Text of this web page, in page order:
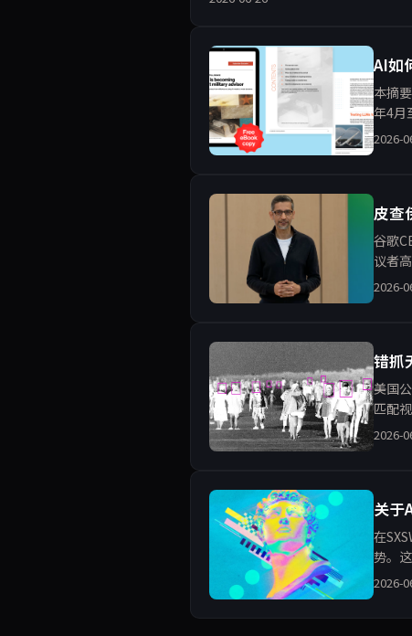
AI如
本摘
年4月
辅助
2026-
皮查
谷歌
议者
监控
2026-
错抓
美国
匹配
引发
2026-
关于
在
势。
性回
2026-